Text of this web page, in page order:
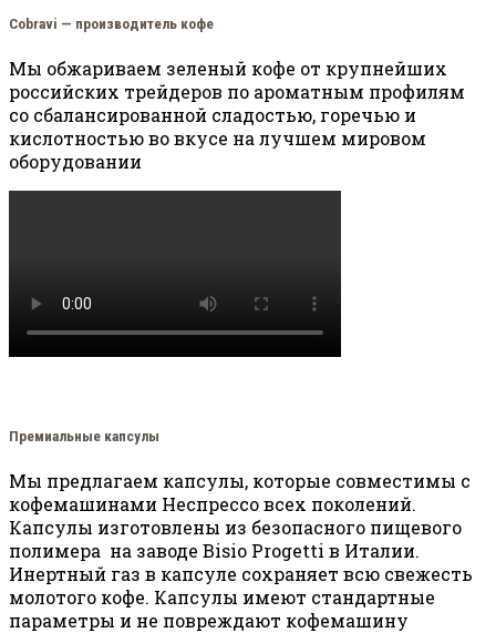
Cobravi — производитель кофе
Мы обжариваем зеленый кофе от крупнейших
российских трейдеров по ароматным профилям
со сбалансированной сладостью, горечью и
кислотностью во вкусе на лучшем мировом
оборудовании
Премиальные капсулы
Мы предлагаем капсулы, которые совместимы с
кофемашинами Неспрессо всех поколений.
Капсулы изготовлены из безопасного пищевого
полимера на заводе Bisio Progetti в Италии.
Инертный газ в капсуле сохраняет всю свежесть
молотого кофе. Капсулы имеют стандартные
параметры и не повреждают кофемашину